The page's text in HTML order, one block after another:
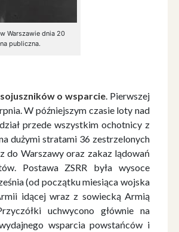
Warszawie dnia 20
publiczna.
sojuszników o wsparcie . Pierwszej
W późniejszym czasie loty nad
przede wszystkim ochotnicy z
dużymi stratami 36 zestrzelonych
do Warszawy oraz zakaz lądowań
Postawa ZSRR była wysoce
(od początku miesiąca wojska
idącej wraz z sowiecką Armią
uchwycono głównie na
wsparcia powstańców i